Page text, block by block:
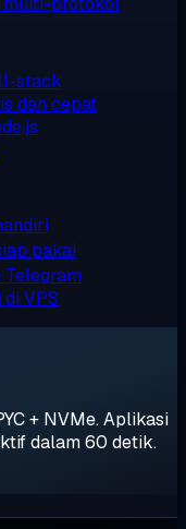
stack
dan cepat
pakai
Telegram
VPS
+ NVMe. Aplikasi
dalam 60 detik.